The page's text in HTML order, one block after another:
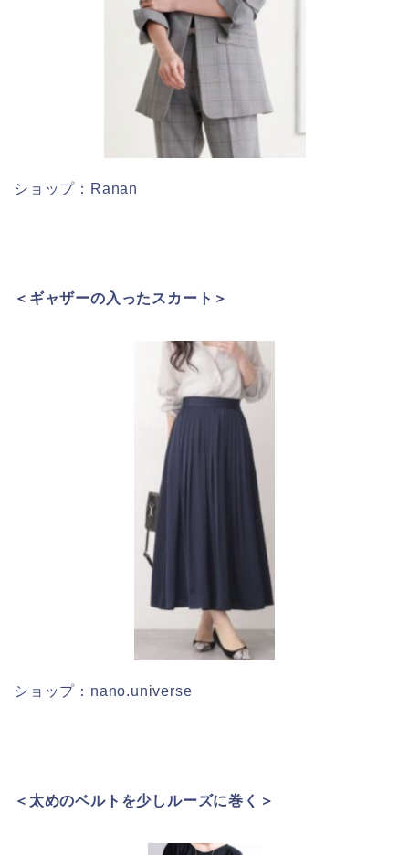
ショップ：Ranan
＜ギャザーの入ったスカート＞
ショップ：nano.universe
＜太めのベルトを少しルーズに巻く＞